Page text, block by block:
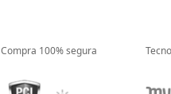
Compra 100% segura